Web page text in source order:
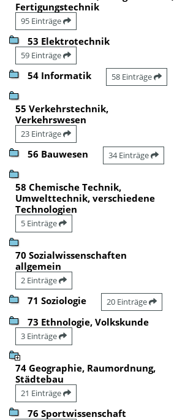
Fertigungstechnik
95 Einträge
53 Elektrotechnik
59 Einträge
54 Informatik 58 Einträge
55 Verkehrstechnik,
Verkehrswesen
23 Einträge
56 Bauwesen 34 Einträge
58 Chemische Technik,
Umwelttechnik, verschiedene
Technologien
5 Einträge
70 Sozialwissenschaften
allgemein
2 Einträge
71 Soziologie 20 Einträge
73 Ethnologie, Volkskunde
3 Einträge
74 Geographie, Raumordnung,
Städtebau
21 Einträge
76 Sportwissenschaft